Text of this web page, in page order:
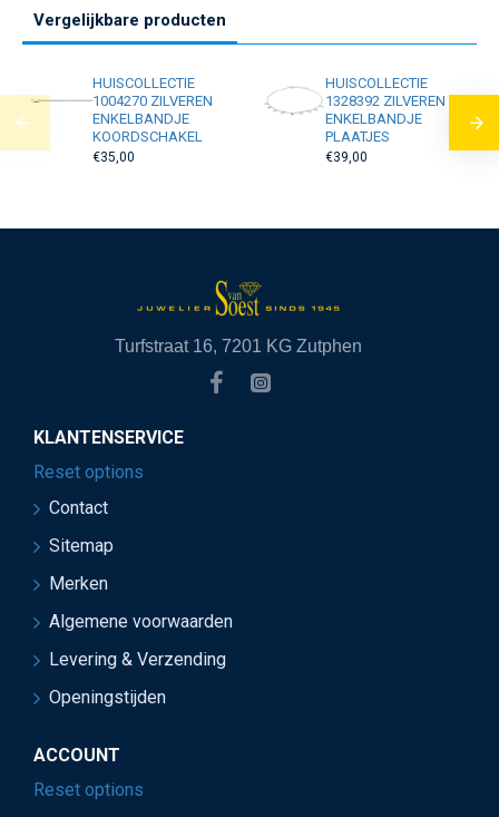
Vergelijkbare producten
HUISCOLLECTIE
1004270 ZILVEREN
ENKELBANDJE
KOORDSCHAKEL
€35,00
HUISCOLLECTIE
1328392 ZILVEREN
ENKELBANDJE
PLAATJES
€39,00
Turfstraat 16, 7201 KG Zutphen
KLANTENSERVICE
Reset options
Contact
Sitemap
Merken
Algemene voorwaarden
Levering & Verzending
Openingstijden
ACCOUNT
Reset options